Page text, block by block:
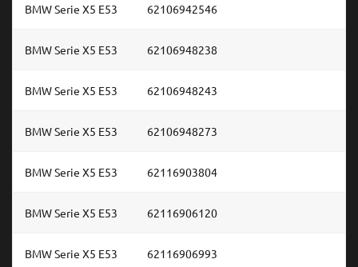
BMW Serie X5 E53 62106942546
BMW Serie X5 E53 62106948238
BMW Serie X5 E53 62106948243
BMW Serie X5 E53 62106948273
BMW Serie X5 E53 62116903804
BMW Serie X5 E53 62116906120
BMW Serie X5 E53 62116906993